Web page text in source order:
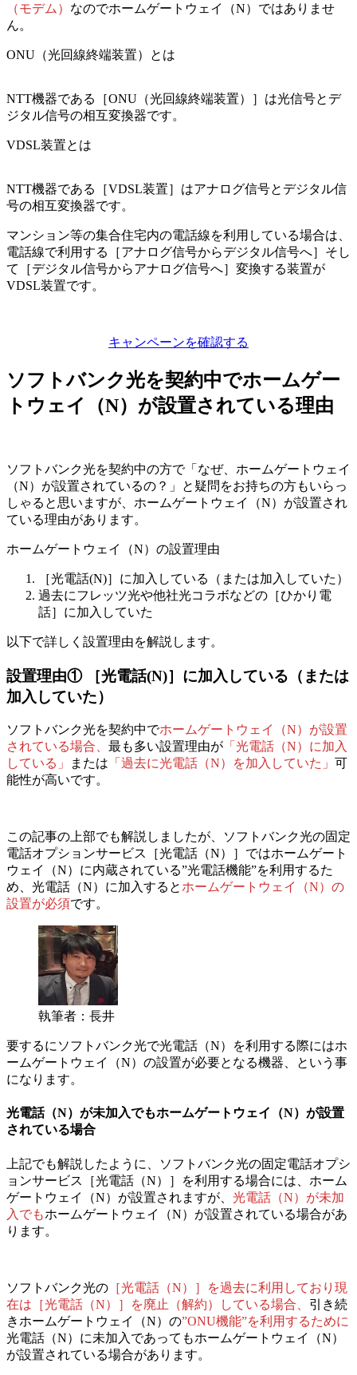
（モデム） なのでホームゲートウェイ（N）ではありませ
ん。
ONU（光回線終端装置）とは
NTT機器である
［ONU（光回線終端装置）］は光信号とデ
ジタル信号の相互変換器です。
VDSL装置とは
NTT機器である
［VDSL装置］はアナログ信号とデジタル信
号の相互変換器です。
マンション等の集合住宅内の電話線を利用している場合は、
電話線で利用する［アナログ信号からデジタル信号へ］そし
て［デジタル信号からアナログ信号へ］変換する装置が
VDSL装置です。
キャンペーンを確認する
ソフトバンク光を契約中でホームゲー
トウェイ（N）が設置されている理由
ソフトバンク光を契約中の方で「なぜ、ホームゲートウェイ
（N）が設置されているの？」と疑問をお持ちの方もいらっ
しゃると思いますが、ホームゲートウェイ（N）が設置され
ている理由があります。
ホームゲートウェイ（N）の設置理由
［光電話(N)］に加入している（または加入していた）
過去にフレッツ光や他社光コラボなどの［ひかり電
話］に加入していた
以下で詳しく設置理由を解説します。
設置理由①［光電話(N)］に加入している（または
加入していた）
ソフトバンク光を契約中でホームゲートウェイ（N）が設置
されている場合、 最も多い設置理由が 「光電話（N）に加入
している」
または 「過去に光電話（N）を加入していた」 可
能性が高いです。
この記事の上部でも解説しましたが、ソフトバンク光の固定
電話オプションサービス
［光電話（N）］ではホームゲート
ウェイ（N）に内蔵されている”光電話機能”を利用するた
め、 光電話（N）に加入すると ホームゲートウェイ（N）の
設置が必須です。
執筆者：長井
要するにソフトバンク光で光電話（N）を利用する際にはホ
ームゲートウェイ（N）の設置が必要となる機器、という事
になります。
光電話（N）が未加入でもホームゲートウェイ（N）が設置
されている場合
上記でも解説したように、ソフトバンク光の固定電話オプシ
ョンサービス［光電話（N）］を利用する場合には、ホーム
ゲートウェイ（N）が設置されますが、 光電話（N）が未加
入でもホームゲートウェイ（N）が設置されている場合があ
ります。
ソフトバンク光の ［光電話（N）］を過去に利用しており現
在は［光電話（N）］を廃止（解約）している場合、 引き続
きホームゲートウェイ（N）の”ONU機能”を利用するために
光電話（N）に未加入であってもホームゲートウェイ（N）
が設置されている場合があります。